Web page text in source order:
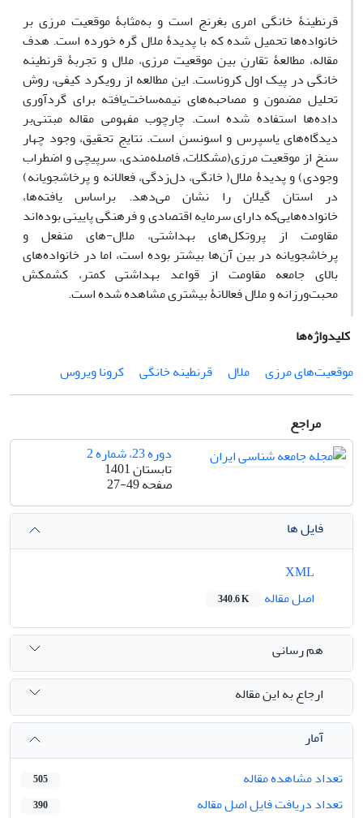
قرنطینۀ خانگی امری بغرنج است و به‌مثابۀ موقعیت مرزی بر
خانواده‌ها تحمیل شده که با پدیدۀ ملال گره خورده است. هدف
مقاله، مطالعۀ تقارنِ بین موقعیت مرزی، ملال و تجربۀ قرنطینه
خانگی در پیک اول کروناست. این مطالعه از رویکرد کیفی، روش
تحلیل مضمون و مصاحبه‌های نیمه‌ساخت‌یافته برای گردآوری
داده‌ها استفاده شده است. چارچوب ‌مفهومی مقاله مبتنی‌بر
دیدگاه‌های یاسپرس و اسونسن است. نتایج تحقیق، وجود چهار
سنخ از موقعیت‌ مرزی(مشکلات، فاصله‌مندی، سرپیچی و اضطراب
وجودی) و پدیدۀ ملال( خانگی، دل‌زدگی، فعالانه و پرخاشجویانه)
در استان گیلان را نشان می‌دهد. براساس یافته‌ها،
خانواده‌هایی‌که دارای سرمایه اقتصادی و فرهنگی پایینی بود‌ه‌اند
مقاومت از پروتکل‌های بهداشتی، ملال-های منفعل و
پرخاشجویانه در بین آن‌ها بیشتر بوده است، اما در خانواده‌های
بالای جامعه مقاومت از قواعد بهداشتی کمتر، کشمکش
محبت‌ورزانه و ملال فعالانۀ بیشتری مشاهده شده است.
کلیدواژه‌ها
موقعیت‌های مرزی
ملال قرنطینه خانگی کرونا ویروس
مراجع
دوره 23، شماره 2
تابستان 1401
صفحه27-49
فایل ها
اصل مقاله
340.6 K
هم رسانی
ارجاع به این مقاله
آمار
تعداد مشاهده مقاله
505
تعداد دریافت فایل اصل مقاله 390